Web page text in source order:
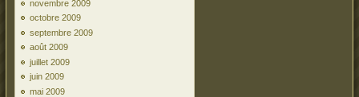
novembre 2009
octobre 2009
septembre 2009
août 2009
juillet 2009
juin 2009
mai 2009